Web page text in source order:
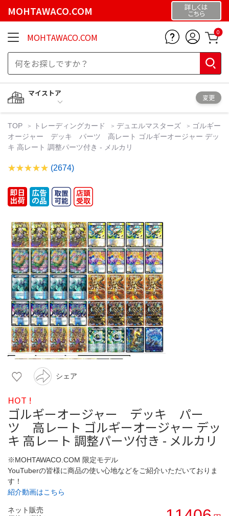
MOHTAWACO.COM 詳しくは
こちら
MOHTAWACO.COM 0
マイストア
変更
TOP トレーディングカード デュエルマスターズ
ゴルギー
オージャー デッキ パーツ 高レート ゴルギーオージャー デッ
キ 高レート 調整パーツ付き - メルカリ
(2674)
シェア
HOT !
ゴルギーオージャー デッキ パー
ツ 高レート ゴルギーオージャー デッ
キ 高レート 調整パーツ付き - メルカリ
※MOHTAWACO.COM 限定モデル
YouTuberの皆様に商品の使い心地などをご紹介いただいておりま
す！
紹介動画はこちら
ネット販売